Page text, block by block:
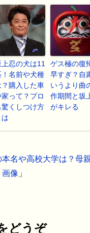
上忍の犬は11
！名前や犬種
？購入した車
家って？プロ
驚くしつけ方
は
ゲス極の復
早すぎ？自
いうより曲
作期間と坂
がキレる
名や高校大学は？母
画像 」
どうぞ